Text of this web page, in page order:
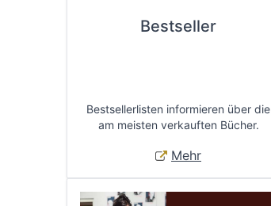
Bestseller
Bestsellerlisten informieren über die
am meisten verkauften Bücher.
Mehr